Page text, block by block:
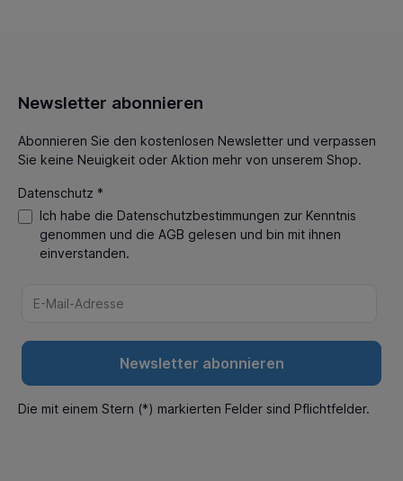
Newsletter abonnieren
Abonnieren Sie den kostenlosen Newsletter und verpassen
Sie keine Neuigkeit oder Aktion mehr von unserem Shop.
Datenschutz *
Ich habe die Datenschutzbestimmungen zur Kenntnis
genommen und die AGB gelesen und bin mit ihnen
einverstanden.
Newsletter abonnieren
Die mit einem Stern (*) markierten Felder sind Pflichtfelder.